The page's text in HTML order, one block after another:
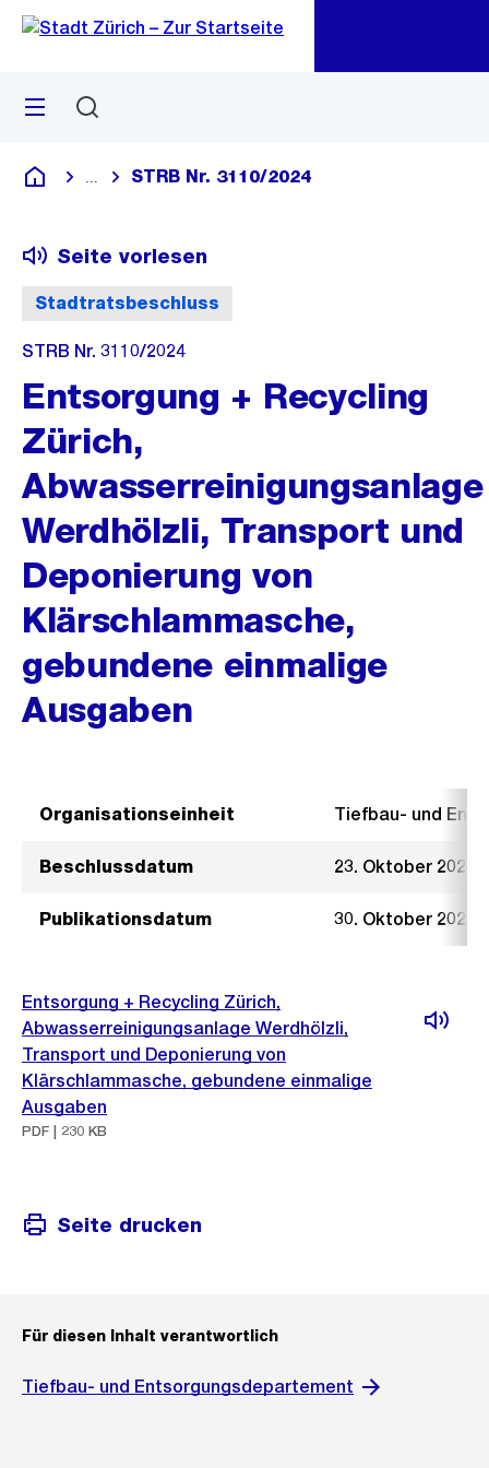
Navigation
Sprunglink
Menü
Deutsch
Blende alle Breadcrumbs ein
STRB Nr. 3110/2024
Stadtratsbeschluss
Seite vorlesen
STRB Nr. 3110/2024
Entsorgung + Recycling
Zürich,
Abwasserreinigungsanlage
Werdhölzli, Transport und
Deponierung von
Klärschlammasche,
gebundene einmalige
Ausgaben
Organisationseinheit Tiefbau- und
Beschlussdatum 23. Oktober 2024
Publikationsdatum 30. Oktober 2024
Entsorgung + Recycling Zürich,
Abwasserreinigungsanlage Werdhölzli,
Transport und Deponierung von
Klärschlammasche, gebundene einmalige
Ausgaben
PDF | 230 KB
Seite drucken
Für diesen Inhalt verantwortlich
Tiefbau- und Entsorgungsdepartement